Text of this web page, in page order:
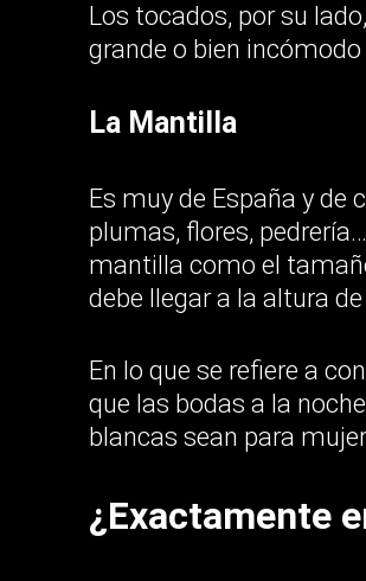
Los tocados, por su
grande o bien
La Mantilla
Es muy de España y
plumas, flores,
mantilla como el
debe llegar a la altura
En lo que se refiere a
que las bodas a la
blancas sean para
¿Exactamente